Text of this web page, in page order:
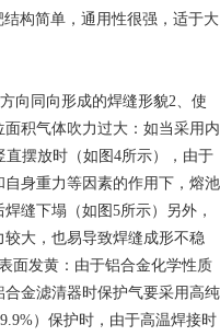
结构简单，通用性很强，适于大
向同向形成的焊缝形貌2、使
积气体吹力过大：如当采用内
摆放时（如图4所示），由于
身重力等因素的作用下，熔池
缝下塌（如图5所示）另外，
大，也易导致焊缝成形不稳
面发黄：由于铝合金化学性质
金滤清器时保护气要采用高纯
）保护时，由于高温焊接时